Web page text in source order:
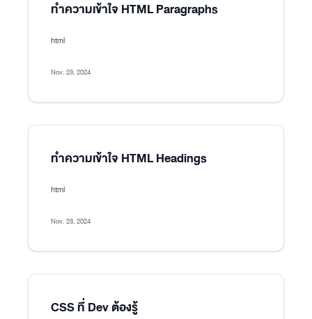
ทำความเข้าใจ HTML Paragraphs
html
Nov. 23, 2024
ทำความเข้าใจ HTML Headings
html
Nov. 23, 2024
CSS ที่ Dev ต้องรู้